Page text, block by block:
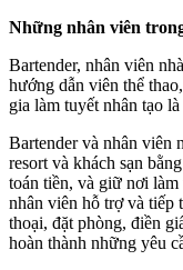
Những nhân viên
Bartender, nhân viên
hướng dẫn viên thể
gia làm tuyết nhân tạo
Bartender và nhân viên
resort và khách sạn
toán tiền, và giữ nơi
nhân viên hỗ trợ và tiếp
thoại, đặt phòng, điền
hoàn thành những yêu